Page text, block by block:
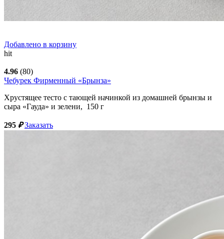
Добавлено в корзину
hit
4.96 (80)
Чебурек Фирменный «Брынза»
Хрустящее тесто с тающей начинкой из домашней брынзы и
сыра «Гауда» и зелени, 150 г
295 ₽ Заказать